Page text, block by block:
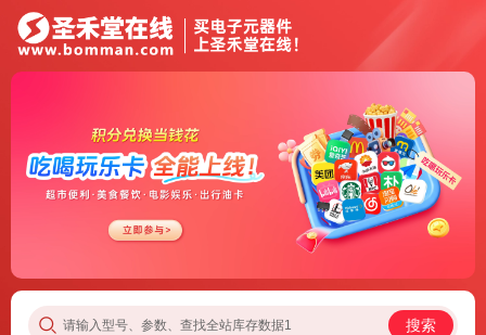
请输入型号、参数、查找全站库存数据1 搜索